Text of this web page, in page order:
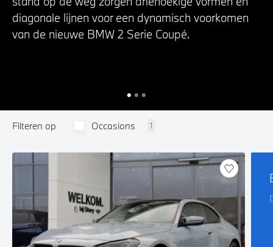
diagonale lijnen voor een dynamisch voorkomen
van de nieuwe BMW 2 Serie Coupé.
Filteren op Occasions 1